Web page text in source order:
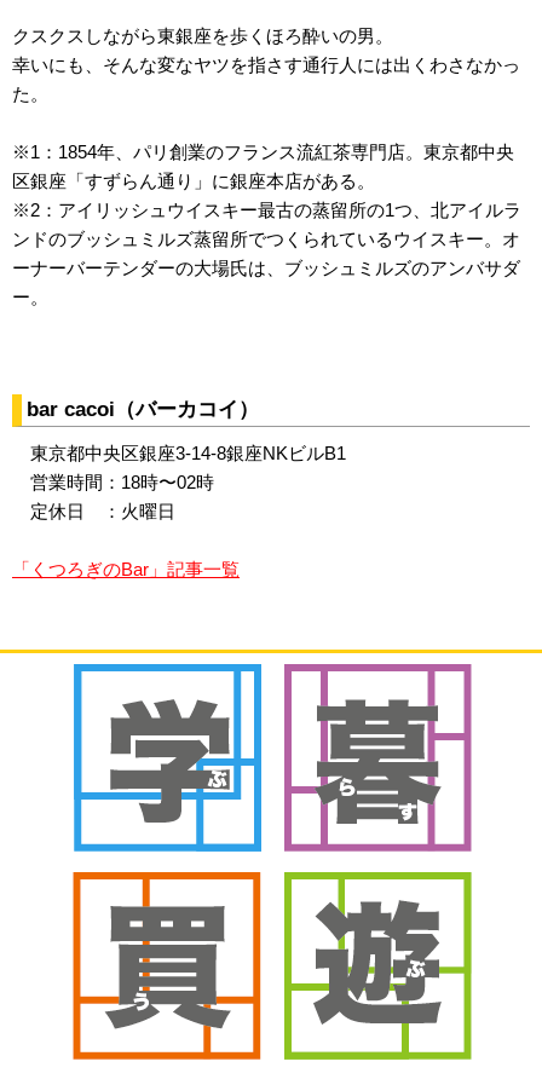
クスクスしながら東銀座を歩くほろ酔いの男。
幸いにも、そんな変なヤツを指さす通行人には出くわさなかっ
た。
※1：1854年、パリ創業のフランス流紅茶専門店。東京都中央
区銀座「すずらん通り」に銀座本店がある。
※2：アイリッシュウイスキー最古の蒸留所の1つ、北アイルラ
ンドのブッシュミルズ蒸留所でつくられているウイスキー。オ
ーナーバーテンダーの大場氏は、ブッシュミルズのアンバサダ
ー。
bar cacoi（バーカコイ）
東京都中央区銀座3-14-8銀座NKビルB1
営業時間：18時〜02時
定休日 ：火曜日
「くつろぎのBar」記事一覧